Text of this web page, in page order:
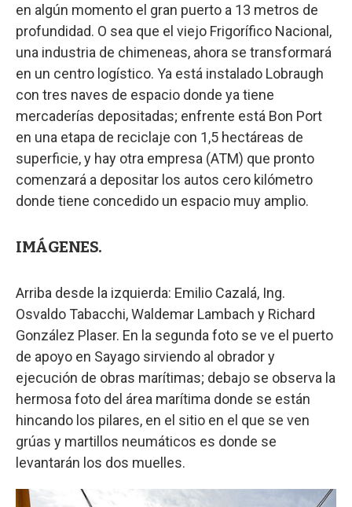
en algún momento el gran puerto a 13 metros de
profundidad. O sea que el viejo Frigorífico Nacional,
una industria de chimeneas, ahora se transformará
en un centro logístico. Ya está instalado Lobraugh
con tres naves de espacio donde ya tiene
mercaderías depositadas; enfrente está Bon Port
en una etapa de reciclaje con 1,5 hectáreas de
superficie, y hay otra empresa (ATM) que pronto
comenzará a depositar los autos cero kilómetro
donde tiene concedido un espacio muy amplio.
IMÁGENES.
Arriba desde la izquierda: Emilio Cazalá, Ing.
Osvaldo Tabacchi, Waldemar Lambach y Richard
González Plaser. En la segunda foto se ve el puerto
de apoyo en Sayago sirviendo al obrador y
ejecución de obras marítimas; debajo se observa la
hermosa foto del área marítima donde se están
hincando los pilares, en el sitio en el que se ven
grúas y martillos neumáticos es donde se
levantarán los dos muelles.